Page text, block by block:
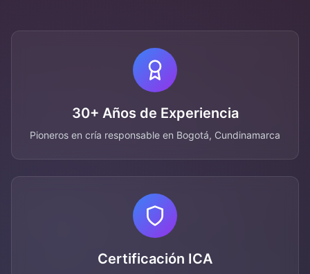
30+ Años de Experiencia
Pioneros en cría responsable en Bogotá, Cundinamarca
Certificación ICA